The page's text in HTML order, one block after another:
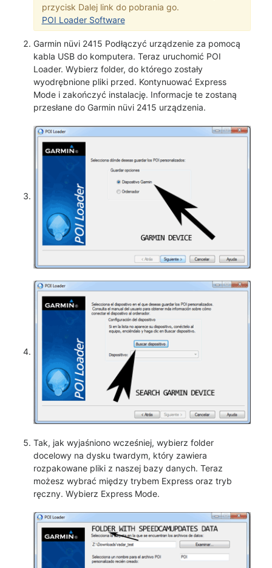
przycisk Dalej link do pobrania go.
POI Loader Software
Garmin nüvi 2415 Podłączyć urządzenie za pomocą
kabla USB do komputera. Teraz uruchomić POI
Loader. Wybierz folder, do którego zostały
wyodrębnione pliki przed. Kontynuować Express
Mode i zakończyć instalację. Informacje te zostaną
przesłane do Garmin nüvi 2415 urządzenia.
Tak, jak wyjaśniono wcześniej, wybierz folder
docelowy na dysku twardym, który zawiera
rozpakowane pliki z naszej bazy danych. Teraz
możesz wybrać między trybem Express oraz tryb
ręczny. Wybierz Express Mode.